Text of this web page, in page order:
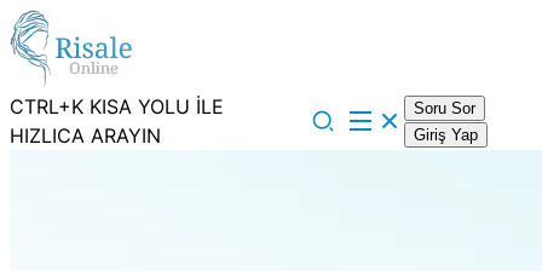
CTRL+K KISA YOLU İLE
HIZLICA ARAYIN
Soru Sor
Giriş Yap